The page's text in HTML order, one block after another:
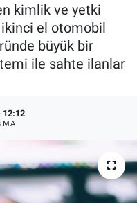
kimlik ve yetki
el otomobil
büyük bir
ile sahte ilanlar
12:12